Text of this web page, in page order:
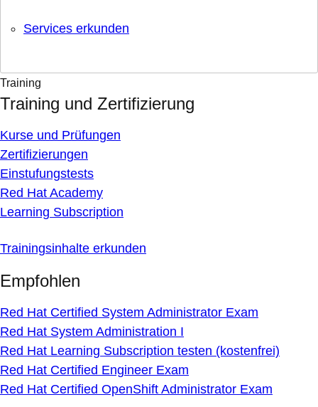
Services erkunden
Training
Training und Zertifizierung
Kurse und Prüfungen
Zertifizierungen
Einstufungstests
Red Hat Academy
Learning Subscription
Trainingsinhalte erkunden
Empfohlen
Red Hat Certified System Administrator Exam
Red Hat System Administration I
Red Hat Learning Subscription testen (kostenfrei)
Red Hat Certified Engineer Exam
Red Hat Certified OpenShift Administrator Exam